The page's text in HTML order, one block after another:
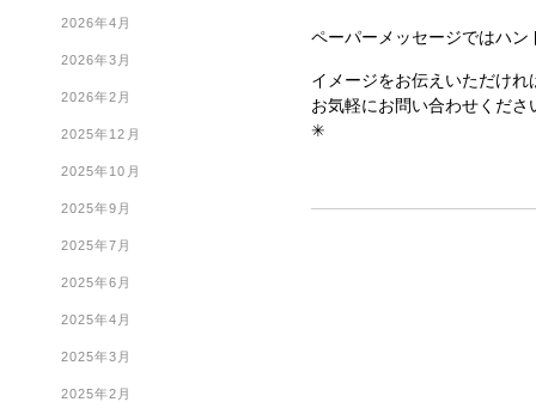
2026年4月
2026年3月
2026年2月
2025年12月
2025年10月
2025年9月
2025年7月
2025年6月
2025年4月
2025年3月
2025年2月
ペーパーメッセージではハ
イメージをお伝えいただけ
お気軽にお問い合わせくだ
✳︎